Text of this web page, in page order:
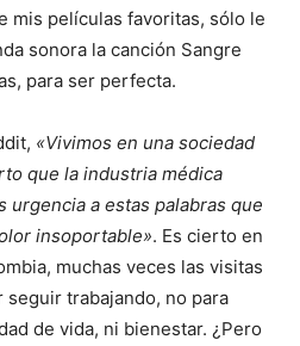
mis películas favoritas, sólo le
sonora la canción Sangre
para ser perfecta.
«Vivimos en una sociedad
que la industria médica
urgencia a estas palabras que
insoportable». Es cierto en
muchas veces las visitas
trabajando, no para
de vida, ni bienestar. ¿Pero